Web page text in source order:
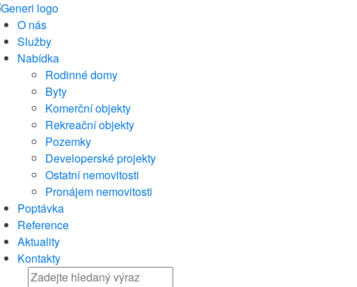
O nás
Služby
Nabídka
Rodinné domy
Byty
Komerční objekty
Rekreační objekty
Pozemky
Developerské projekty
Ostatní nemovitosti
Pronájem nemovitosti
Poptávka
Reference
Aktuality
Kontakty